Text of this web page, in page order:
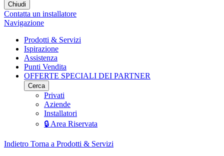
Chiudi
Contatta un installatore
Navigazione
Prodotti & Servizi
Ispirazione
Assistenza
Punti Vendita
OFFERTE SPECIALI DEI PARTNER
Cerca
Privati
Aziende
Installatori
🔒 Area Riservata
Indietro Torna a Prodotti & Servizi